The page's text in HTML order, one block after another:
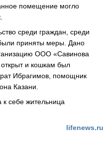
помещение могло
среди граждан, среди
приняты меры. Дано
ООО «Савинова
и кошкам был
Ибрагимов, помощник
Казани.
себе жительница
lifenews.ru